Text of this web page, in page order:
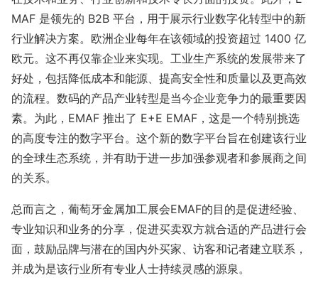
MAF 是领先的 B2B 平台，用于展示行业数字化转型中的新
行业解决方案。欧洲企业每年在该领域的投资超过 1400 亿
欧元。这不再仅靠企业来实现。工业生产系统的发展带来了
好处，包括降低成本和能源、提高安全性和质量以及更高效
的流程。数码的产品产业转型是当今企业竞争力的最重要因
素。为此，EMAF 推出了 E+E EMAF，这是一个特别挑选
的高度专注的数字平台。这个新的数字平台旨在创建该行业
的全球生态系统，并有助于进一步加强参观者和参展商之间
的关系。
总而言之，葡萄牙金属加工展会EMAF的目的是促进经验、
专业知识和业务的分享，促进买卖双方就合适的产品进行会
面，鼓励品牌与潜在的国内外买家、访客和记者建立联系，
并成为是该行业所有专业人士持续灵感的源泉。